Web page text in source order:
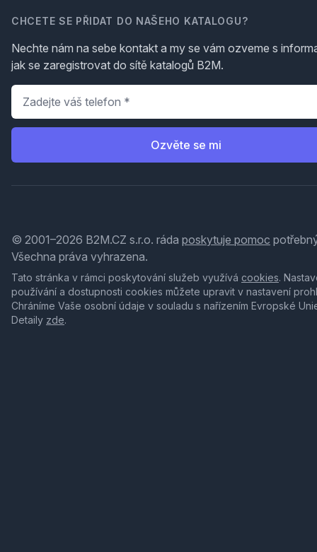
CHCETE SE PŘIDAT DO NAŠEHO KATALOGU?
Nechte nám na sebe kontakt a my se vám ozveme s
jak se zaregistrovat do sítě katalogů B2M.
Telefon
Ozvěte se mi
© 2001–2026 B2M.CZ s.r.o. ráda poskytuje pomoc
Všechna práva vyhrazena.
Tato stránka v rámci poskytování služeb využívá cookies.
používání a dostupnosti cookies můžete upravit v nastavení
Chráníme Vaše osobní údaje v souladu s nařízením Evropské
Detaily zde.